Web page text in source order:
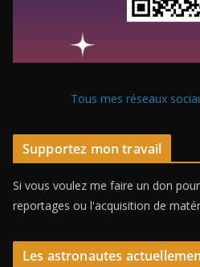
Tous mes réseaux
Supportez mon travail
Si vous voulez me faire un don
reportages ou l'acquisition de
Les astronautes